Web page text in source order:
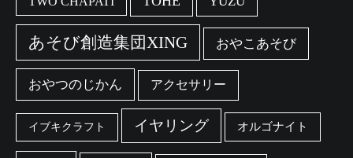
あそび創造集団XING おやこあそび
おやつのじかん アクセサリー
イブキクラフト イヤリング オルゴナイト